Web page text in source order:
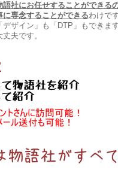
語社にお任せすることができる
専念することができるわけで
ザイン」も「DTP」もできま
夫です。